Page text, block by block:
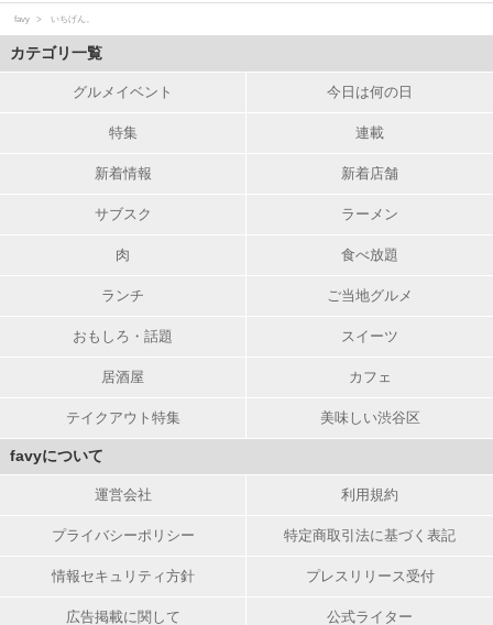
favy いちげん。
カテゴリ一覧
グルメイベント 今日は何の日
特集 連載
新着情報 新着店舗
サブスク ラーメン
肉 食べ放題
ランチ ご当地グルメ
おもしろ・話題 スイーツ
居酒屋 カフェ
テイクアウト特集 美味しい渋谷区
favyについて
運営会社 利用規約
プライバシーポリシー 特定商取引法に基づく表記
情報セキュリティ方針 プレスリリース受付
広告掲載に関して 公式ライター